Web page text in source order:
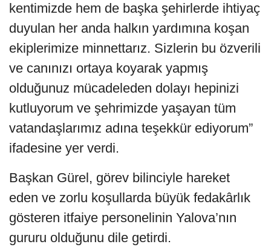
kentimizde hem de başka şehirlerde ihtiyaç
duyulan her anda halkın yardımına koşan
ekiplerimize minnettarız. Sizlerin bu özverili
ve canınızı ortaya koyarak yapmış
olduğunuz mücadeleden dolayı hepinizi
kutluyorum ve şehrimizde yaşayan tüm
vatandaşlarımız adına teşekkür ediyorum”
ifadesine yer verdi.
Başkan Gürel, görev bilinciyle hareket
eden ve zorlu koşullarda büyük fedakârlık
gösteren itfaiye personelinin Yalova’nın
gururu olduğunu dile getirdi.